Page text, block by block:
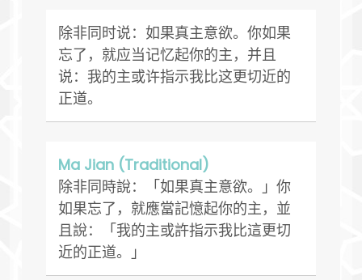
除非同时说：如果真主意欲。你如果
忘了，就应当记忆起你的主，并且
说：我的主或许指示我比这更切近的
正道。
Ma Jian (Traditional)
除非同時說：「如果真主意欲。」你
如果忘了，就應當記憶起你的主，並
且說：「我的主或許指示我比這更切
近的正道。」